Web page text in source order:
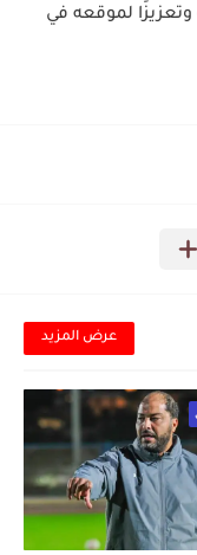
لموقعه في
عرض المزيد